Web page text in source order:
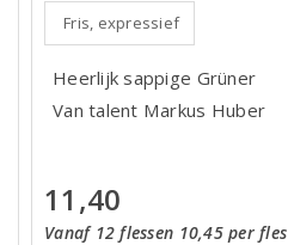
Fris, expressief
Heerlijk sappige Grüner
Van talent Markus Huber
11,40
Vanaf 12 flessen 10,45 per fles